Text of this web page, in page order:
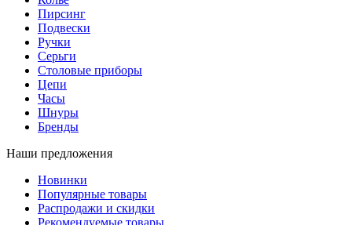
Пирсинг
Подвески
Ручки
Серьги
Столовые приборы
Цепи
Часы
Шнуры
Бренды
Наши предложения
Новинки
Популярные товары
Распродажи и скидки